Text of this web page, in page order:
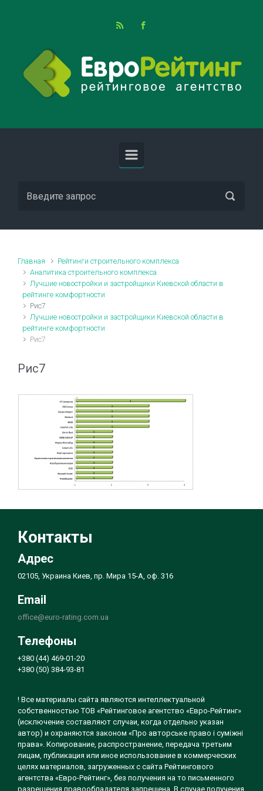
Главная
Рейтинги строительного комплекса
Аналитика строительного комплекса
Лучшие новостройки и застройщики Киевской области в
рейтинге комфортности
Рис7
Лучшие новостройки и застройщики Киевской области в
рейтинге комфортности
Рис7
Рис7
Контакты
Адрес
02105, Украина Киев, пр. Мира 15-А, оф. 316
Email
office@euro-rating.com.ua
Телефоны
+380 (44) 469-01-20
+380 (50) 384-93-81
! Все материалы сайта являются интеллектуальной
собственностью ТОВ «Рейтинговое агентство «Евро-Рейтинг»
(исключение составляют случаи, когда отдельно указан
автор) и охраняются законом «Про авторське право і суміжні
права». Копирование, распространение, передача третьим
лицам, публикация или иное использование в коммерческих
целях материалов, загруженных с сайта Рейтингового
агентства «Евро-Рейтинг», без получения на то письменного
разрешения правообладателя запрещена. В случае получения